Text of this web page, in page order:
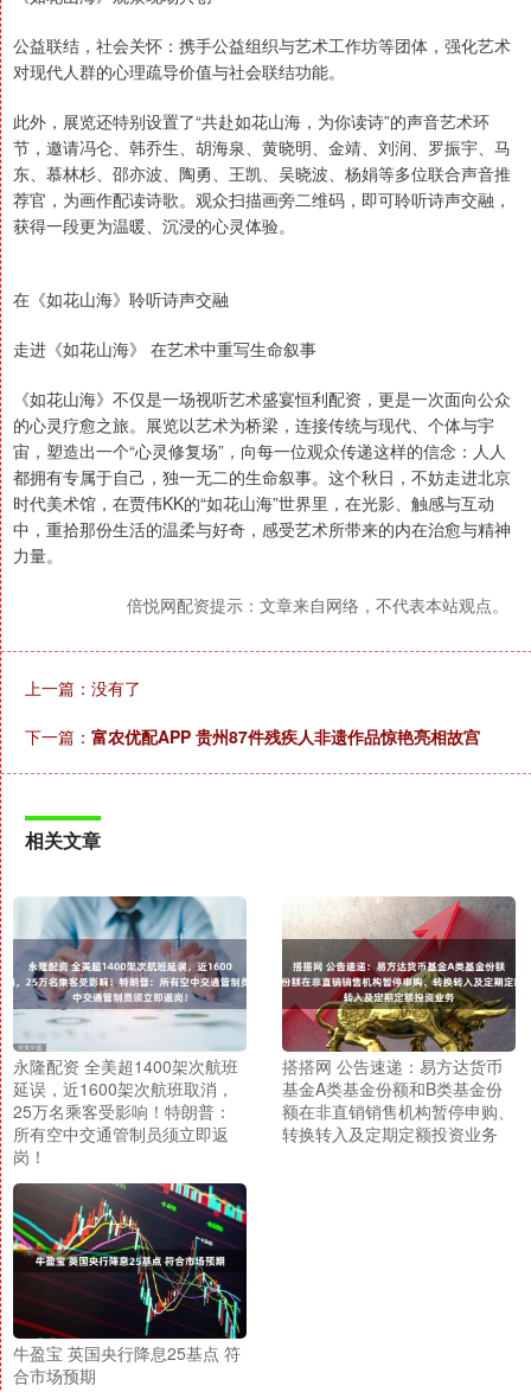
公益联结，社会关怀：携手公益组织与艺术工作坊等团体，强化艺术
对现代人群的心理疏导价值与社会联结功能。
此外，展览还特别设置了“共赴如花山海，为你读诗”的声音艺术环
节，邀请冯仑、韩乔生、胡海泉、黄晓明、金靖、刘润、罗振宇、马
东、慕林杉、邵亦波、陶勇、王凯、吴晓波、杨娟等多位联合声音推
荐官，为画作配读诗歌。观众扫描画旁二维码，即可聆听诗声交融，
获得一段更为温暖、沉浸的心灵体验。
在《如花山海》聆听诗声交融
走进《如花山海》 在艺术中重写生命叙事
《如花山海》不仅是一场视听艺术盛宴恒利配资，更是一次面向公众
的心灵疗愈之旅。展览以艺术为桥梁，连接传统与现代、个体与宇
宙，塑造出一个“心灵修复场”，向每一位观众传递这样的信念：人人
都拥有专属于自己，独一无二的生命叙事。这个秋日，不妨走进北京
时代美术馆，在贾伟KK的“如花山海”世界里，在光影、触感与互动
中，重拾那份生活的温柔与好奇，感受艺术所带来的内在治愈与精神
力量。
倍悦网配资提示：文章来自网络，不代表本站观点。
上一篇：没有了
下一篇： 富农优配APP 贵州87件残疾人非遗作品惊艳亮相故宫
相关文章
永隆配资 全美超1400架次航班
延误，近1600架次航班取消，
25万名乘客受影响！特朗普：
所有空中交通管制员须立即返
岗！
搭搭网 公告速递：易方达货币
基金A类基金份额和B类基金份
额在非直销销售机构暂停申购、
转换转入及定期定额投资业务
牛盈宝 英国央行降息25基点 符
合市场预期